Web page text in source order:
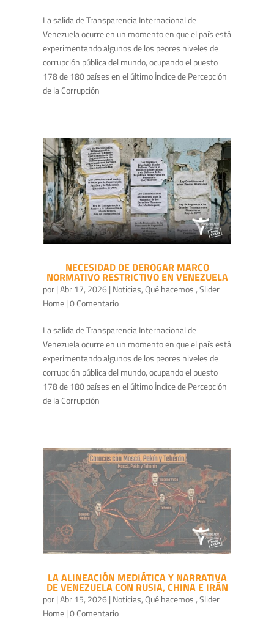
La salida de Transparencia Internacional de
Venezuela ocurre en un momento en que el país está
experimentando algunos de los peores niveles de
corrupción pública del mundo, ocupando el puesto
178 de 180 países en el último Índice de Percepción
de la Corrupción
NECESIDAD DE DEROGAR MARCO
NORMATIVO RESTRICTIVO EN VENEZUELA
por|Abr 17, 2026| Noticias,Qué hacemos ,Slider
Home| 0 Comentario
La salida de Transparencia Internacional de
Venezuela ocurre en un momento en que el país está
experimentando algunos de los peores niveles de
corrupción pública del mundo, ocupando el puesto
178 de 180 países en el último Índice de Percepción
de la Corrupción
LA ALINEACIÓN MEDIÁTICA Y NARRATIVA
DE VENEZUELA CON RUSIA, CHINA E IRÁN
por|Abr 15, 2026| Noticias,Qué hacemos ,Slider
Home| 0 Comentario